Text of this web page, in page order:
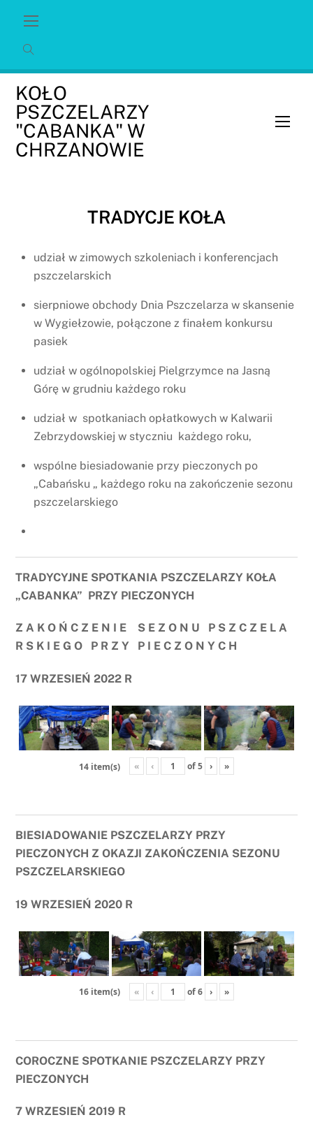
content
Menu
KOŁO
PSZCZELARZY
"CABANKA" W
CHRZANOWIE
TRADYCJE KOŁA
udział w zimowych szkoleniach i konferencjach
pszczelarskich
sierpniowe obchody Dnia Pszczelarza w skansenie
w Wygiełzowie, połączone z finałem konkursu
pasiek
udział w ogólnopolskiej Pielgrzymce na Jasną
Górę w grudniu każdego roku
udział w spotkaniach opłatkowych w Kalwarii
Zebrzydowskiej w styczniu każdego roku,
wspólne biesiadowanie przy pieczonych po
„Cabańsku „ każdego roku na zakończenie sezonu
pszczelarskiego
TRADYCYJNE SPOTKANIA PSZCZELARZY KOŁA
„CABANKA” PRZY PIECZONYCH
Z A K O Ń C Z E N I E S E Z O N U P S Z C Z E L A
R S K I E G O P R Z Y P I E C Z O N Y C H
17 WRZESIEŃ 2022 R
14 item(s) « ‹ of5 › »
BIESIADOWANIE PSZCZELARZY PRZY
PIECZONYCH Z OKAZJI ZAKOŃCZENIA SEZONU
PSZCZELARSKIEGO
19 WRZESIEŃ 2020 R
16 item(s) « ‹ of6 › »
COROCZNE SPOTKANIE PSZCZELARZY PRZY
PIECZONYCH
7 WRZESIEŃ 2019 R